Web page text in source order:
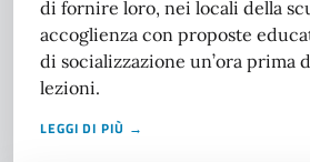
di fornire loro, nei locali della
accoglienza con proposte
di socializzazione un’ora prima
lezioni.
LEGGI DI PIÙ →